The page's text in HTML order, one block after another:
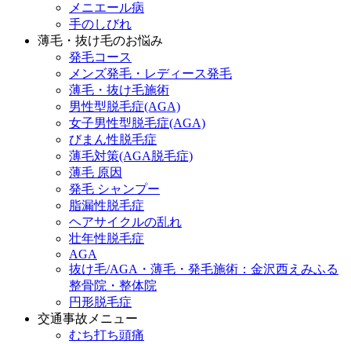
メニエール病
手のしびれ
薄毛・抜け毛のお悩み
発毛コース
メンズ発毛・レディース発毛
薄毛・抜け毛施術
男性型脱毛症(AGA)
女子男性型脱毛症(AGA)
びまん性脱毛症
薄毛対策(AGA脱毛症)
薄毛 原因
発毛 シャンプー
脂漏性脱毛症
ヘアサイクルの乱れ
壮年性脱毛症
AGA
抜け毛/AGA・薄毛・発毛施術：金沢西えみふる
整骨院・整体院
円形脱毛症
交通事故メニュー
むち打ち頭痛